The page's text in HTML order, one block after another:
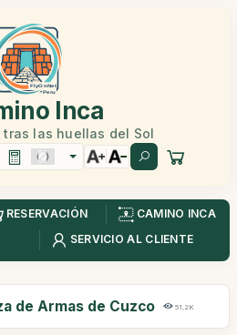
Inca
tras las huellas del Sol
RESERVACIÓN
CAMINO INCA
SERVICIO AL CLIENTE
de Armas de Cuzco 51,2K